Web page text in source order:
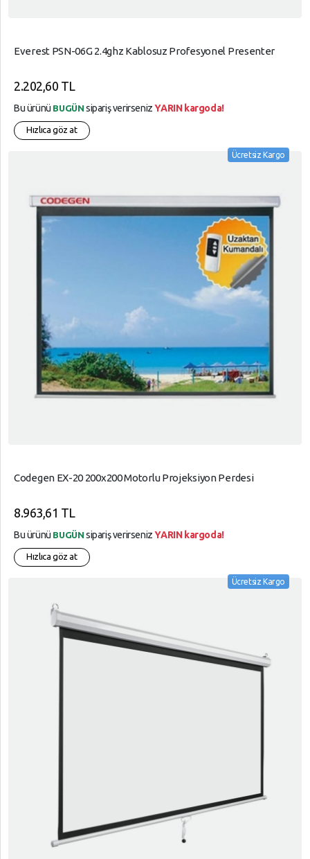
Everest PSN-06G 2.4ghz Kablosuz Profesyonel Presenter
2.202,60 TL
Bu ürünü BUGÜN sipariş verirsenizYARIN kargoda!
Hızlıca göz at
Ücretsiz Kargo
Codegen EX-20 200x200 Motorlu Projeksiyon Perdesi
8.963,61 TL
Bu ürünü BUGÜN sipariş verirsenizYARIN kargoda!
Hızlıca göz at
Ücretsiz Kargo